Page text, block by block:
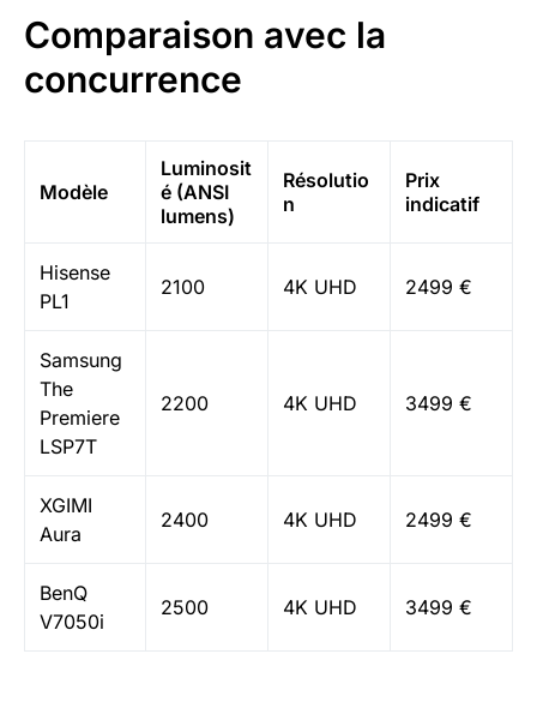
Comparaison avec la
concurrence
Modèle
Luminosit
é (ANSI
lumens)
Résolutio
n
Prix
indicatif
Hisense
PL1
2100 4K UHD 2499 €
Samsung
The
Premiere
LSP7T
2200 4K UHD 3499 €
XGIMI
Aura
2400 4K UHD 2499 €
BenQ
V7050i
2500 4K UHD 3499 €